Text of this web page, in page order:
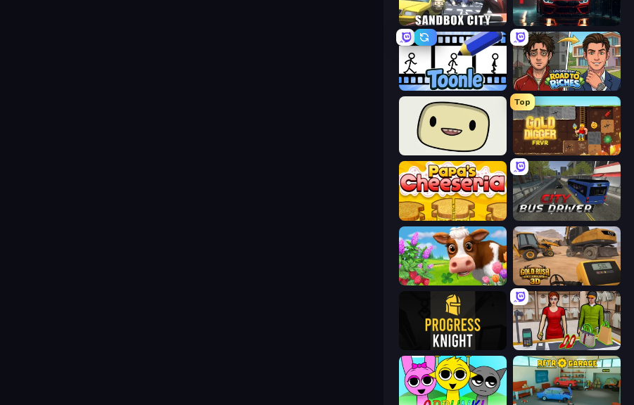
Sandbox City Driving School Simulator
Toonle Life Simulator: Road to Riches
SuperWEIRD
Top
Gold Digger FRVR
Papa's Cheeseria City Bus Driver
Country Life Meadows Gold Rush: Gold Simulator 3D
Progress Knight Shop Master 3D